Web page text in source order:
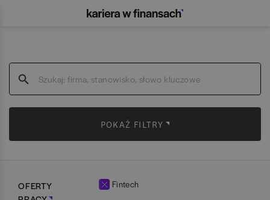
POKAŻ FILTRY
OFERTY
Fintech